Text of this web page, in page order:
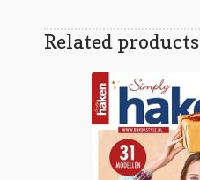
Related products